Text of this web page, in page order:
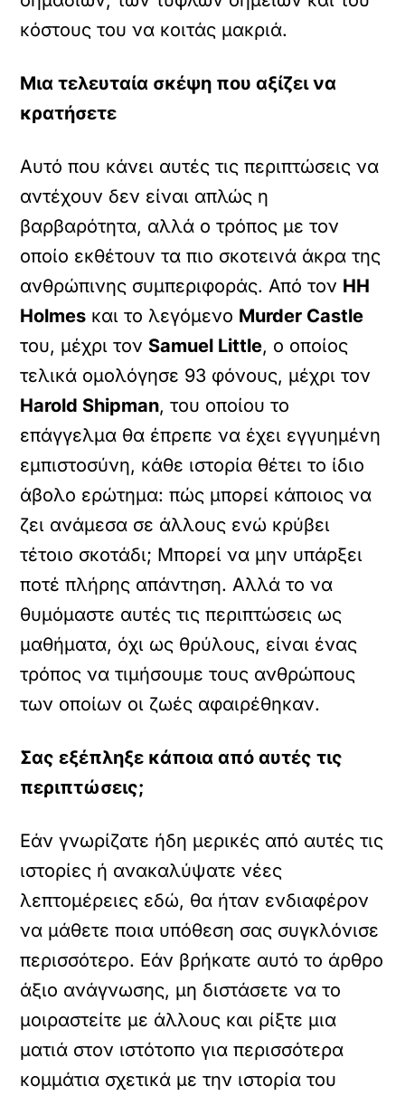
κόστους του να κοιτάς μακριά.
Μια τελευταία σκέψη που αξίζει να
κρατήσετε
Αυτό που κάνει αυτές τις περιπτώσεις να
αντέχουν δεν είναι απλώς η
βαρβαρότητα, αλλά ο τρόπος με τον
οποίο εκθέτουν τα πιο σκοτεινά άκρα της
ανθρώπινης συμπεριφοράς. Από τον HH
Holmes και το λεγόμενο Murder Castle
του, μέχρι τον Samuel Little, ο οποίος
τελικά ομολόγησε 93 φόνους, μέχρι τον
Harold Shipman, του οποίου το
επάγγελμα θα έπρεπε να έχει εγγυημένη
εμπιστοσύνη, κάθε ιστορία θέτει το ίδιο
άβολο ερώτημα: πώς μπορεί κάποιος να
ζει ανάμεσα σε άλλους ενώ κρύβει
τέτοιο σκοτάδι; Μπορεί να μην υπάρξει
ποτέ πλήρης απάντηση. Αλλά το να
θυμόμαστε αυτές τις περιπτώσεις ως
μαθήματα, όχι ως θρύλους, είναι ένας
τρόπος να τιμήσουμε τους ανθρώπους
των οποίων οι ζωές αφαιρέθηκαν.
Σας εξέπληξε κάποια από αυτές τις
περιπτώσεις;
Εάν γνωρίζατε ήδη μερικές από αυτές τις
ιστορίες ή ανακαλύψατε νέες
λεπτομέρειες εδώ, θα ήταν ενδιαφέρον
να μάθετε ποια υπόθεση σας συγκλόνισε
περισσότερο. Εάν βρήκατε αυτό το άρθρο
άξιο ανάγνωσης, μη διστάσετε να το
μοιραστείτε με άλλους και ρίξτε μια
ματιά στον ιστότοπο για περισσότερα
κομμάτια σχετικά με την ιστορία του